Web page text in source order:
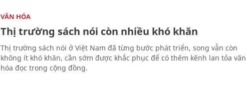
VĂN HÓA
Thị trường sách nói còn nhiều khó khăn
Thị trường sách nói ở Việt Nam đã từng bước phát triển, song vẫn còn
không ít khó khăn, cần sớm được khắc phục để có thêm kênh lan tỏa văn
hóa đọc trong cộng đồng.